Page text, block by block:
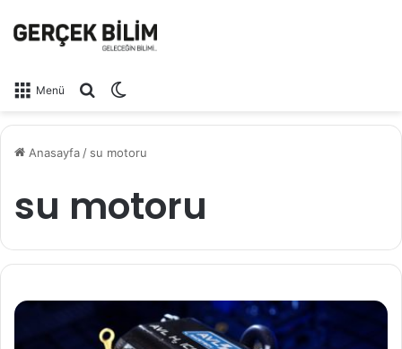
Menü Arama yap ...
Anasayfa / su motoru
su motoru